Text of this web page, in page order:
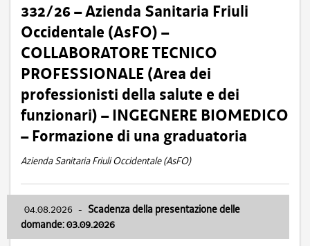
332/26 – Azienda Sanitaria Friuli
Occidentale (AsFO) –
COLLABORATORE TECNICO
PROFESSIONALE (Area dei
professionisti della salute e dei
funzionari) – INGEGNERE BIOMEDICO
– Formazione di una graduatoria
Azienda Sanitaria Friuli Occidentale (AsFO)
04.08.2026 - Scadenza della presentazione delle
domande: 03.09.2026